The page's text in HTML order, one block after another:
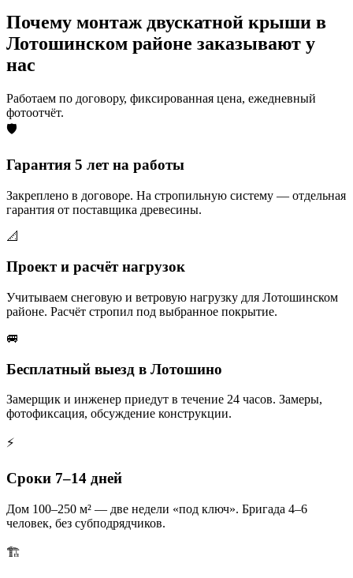
Почему монтаж двускатной крыши в
Лотошинском районе заказывают у
нас
Работаем по договору, фиксированная цена, ежедневный
фотоотчёт.
🛡️
Гарантия 5 лет на работы
Закреплено в договоре. На стропильную систему — отдельная
гарантия от поставщика древесины.
📐
Проект и расчёт нагрузок
Учитываем снеговую и ветровую нагрузку для Лотошинском
районе. Расчёт стропил под выбранное покрытие.
🚐
Бесплатный выезд в Лотошино
Замерщик и инженер приедут в течение 24 часов. Замеры,
фотофиксация, обсуждение конструкции.
⚡
Сроки 7–14 дней
Дом 100–250 м² — две недели «под ключ». Бригада 4–6
человек, без субподрядчиков.
🏗️